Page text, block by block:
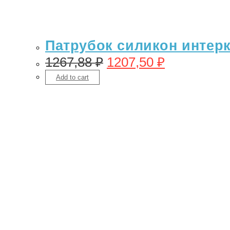
Патрубок силикон
1267,88₽ 1207,50 ₽
Add to cart